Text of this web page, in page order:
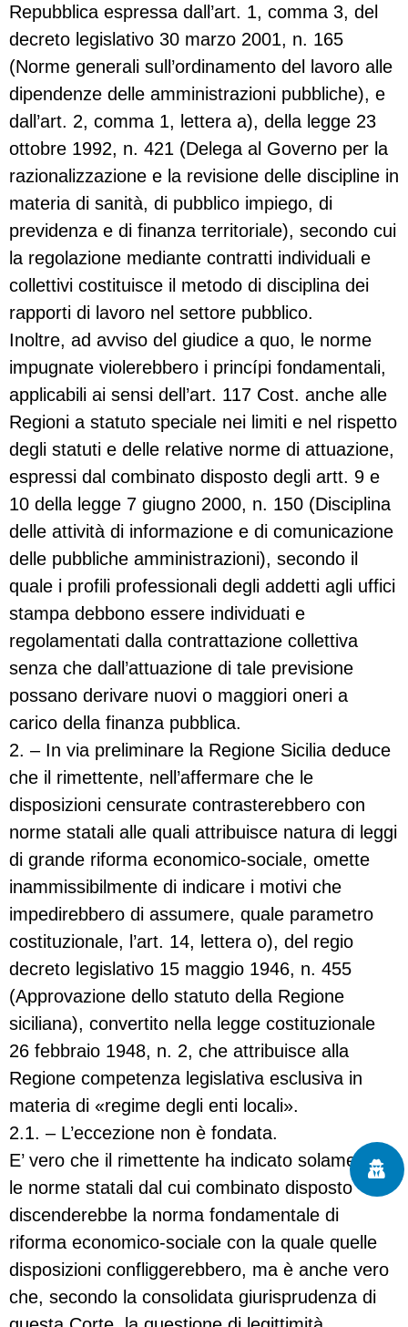
Repubblica espressa dall’art. 1, comma 3, del
decreto legislativo 30 marzo 2001, n. 165
(Norme generali sull’ordinamento del lavoro alle
dipendenze delle amministrazioni pubbliche), e
dall’art. 2, comma 1, lettera a), della legge 23
ottobre 1992, n. 421 (Delega al Governo per la
razionalizzazione e la revisione delle discipline in
materia di sanità, di pubblico impiego, di
previdenza e di finanza territoriale), secondo cui
la regolazione mediante contratti individuali e
collettivi costituisce il metodo di disciplina dei
rapporti di lavoro nel settore pubblico.
Inoltre, ad avviso del giudice a quo, le norme
impugnate violerebbero i princípi fondamentali,
applicabili ai sensi dell’art. 117 Cost. anche alle
Regioni a statuto speciale nei limiti e nel rispetto
degli statuti e delle relative norme di attuazione,
espressi dal combinato disposto degli artt. 9 e
10 della legge 7 giugno 2000, n. 150 (Disciplina
delle attività di informazione e di comunicazione
delle pubbliche amministrazioni), secondo il
quale i profili professionali degli addetti agli uffici
stampa debbono essere individuati e
regolamentati dalla contrattazione collettiva
senza che dall’attuazione di tale previsione
possano derivare nuovi o maggiori oneri a
carico della finanza pubblica.
2. – In via preliminare la Regione Sicilia deduce
che il rimettente, nell’affermare che le
disposizioni censurate contrasterebbero con
norme statali alle quali attribuisce natura di leggi
di grande riforma economico-sociale, omette
inammissibilmente di indicare i motivi che
impedirebbero di assumere, quale parametro
costituzionale, l’art. 14, lettera o), del regio
decreto legislativo 15 maggio 1946, n. 455
(Approvazione dello statuto della Regione
siciliana), convertito nella legge costituzionale
26 febbraio 1948, n. 2, che attribuisce alla
Regione competenza legislativa esclusiva in
materia di «regime degli enti locali».
2.1. – L’eccezione non è fondata.
E’ vero che il rimettente ha indicato solamente
le norme statali dal cui combinato disposto
discenderebbe la norma fondamentale di
riforma economico-sociale con la quale quelle
disposizioni confliggerebbero, ma è anche vero
che, secondo la consolidata giurisprudenza di